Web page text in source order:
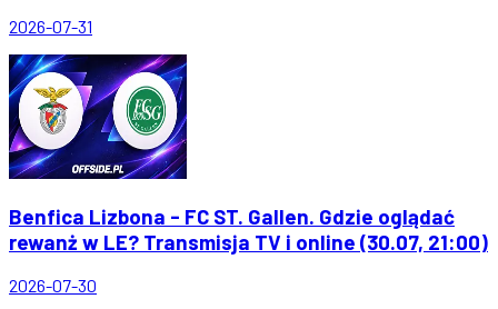
2026-07-31
Benfica Lizbona - FC ST. Gallen. Gdzie oglądać
rewanż w LE? Transmisja TV i online (30.07, 21:00)
2026-07-30